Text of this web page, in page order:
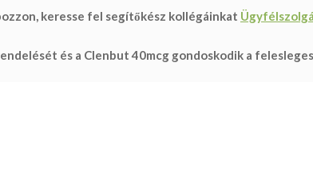
keresse fel segítőkész kollégáinkat
és a Clenbut 40mcg gondoskodik a